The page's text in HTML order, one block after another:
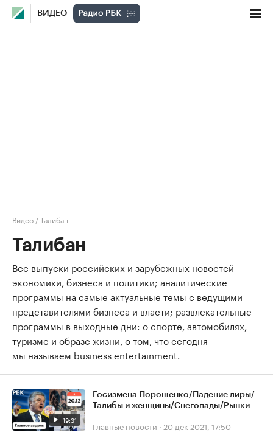
ВИДЕО
Видео /Талибан
Талибан
Все выпуски российских и зарубежных новостей
экономики, бизнеса и политики; аналитические
программы на самые актуальные темы с ведущими
представителями бизнеса и власти; развлекательные
программы в выходные дни: о спорте, автомобилях,
туризме и образе жизни, о том, что сегодня
мы называем business entertainment.
19:31
Госизмена Порошенко/Падение лиры/
Талибы и женщины/Снегопады/Рынки
Главные новости · 20 дек 2021, 17:50